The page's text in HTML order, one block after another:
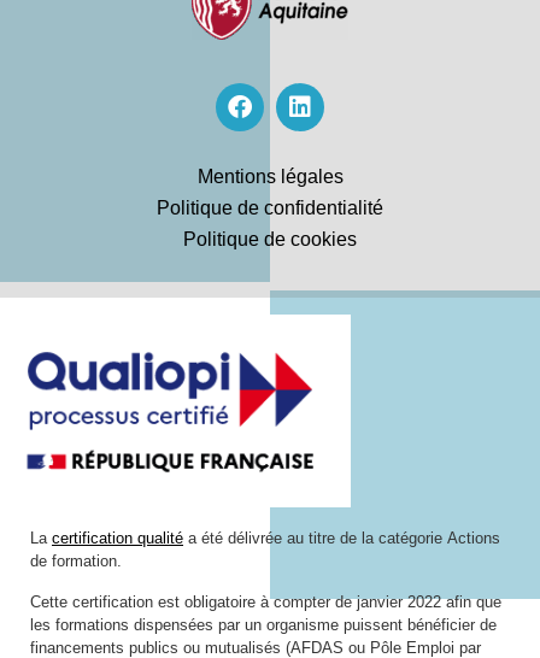
+−
Leaflet |©OpenStreetMap contributors
Mentions légales
Politique de confidentialité
Politique de cookies
La certification qualité a été délivrée au titre de la catégorie Actions
de formation.
Cette certification est obligatoire à compter de janvier 2022 afin que
les formations dispensées par un organisme puissent bénéficier de
financements publics ou mutualisés (AFDAS ou Pôle Emploi par